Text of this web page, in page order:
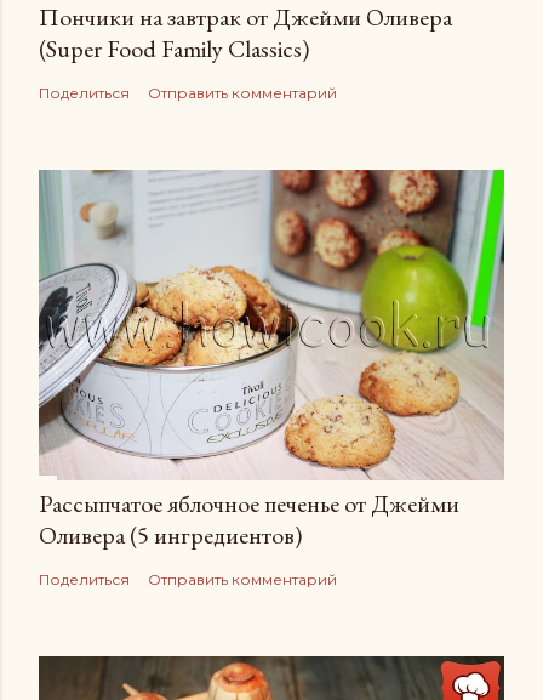
Пончики на завтрак от Джейми Оливера
(Super Food Family Сlassics)
Поделиться Отправить комментарий
Рассыпчатое яблочное печенье от Джейми
Оливера (5 ингредиентов)
Поделиться Отправить комментарий